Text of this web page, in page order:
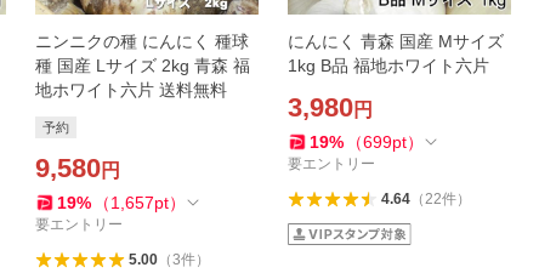
ニンニクの種 にんにく 種球
種 国産 Lサイズ 2kg 青森 福
地ホワイト六片 送料無料
予約
9,580円
19% （1,657pt）
要エントリー
5.00（3件）
にんにく 青森 国産 Mサイズ
1kg B品 福地ホワイト六片
3,980円
19% （699pt）
要エントリー
4.64（22件）